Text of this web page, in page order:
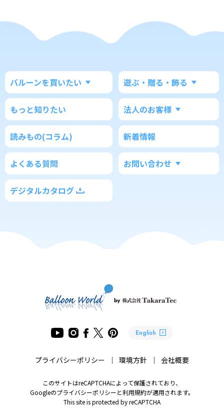
バルーンを買いたい 遊ぶ・贈る・飾る
もっと知りたい 法人のお客様
読みもの(コラム) 新着情報
よくある質問 お問い合わせ
デジタルカタログ
English
プライバシーポリシー 環境方針 会社概要
このサイトはreCAPTCHAによって保護されており、
Googleのプライバシーポリシーと利用規約が適用されます。
This site is protected by reCAPTCHA